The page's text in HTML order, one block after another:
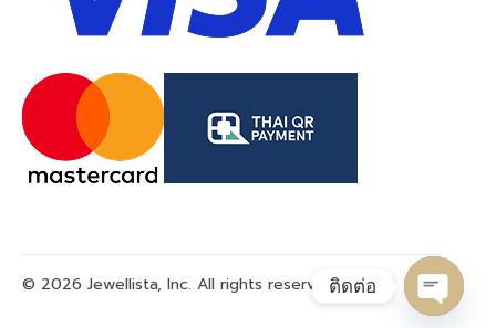
© 2026 Jewellista, Inc. All rights reserved.ติดต่อ